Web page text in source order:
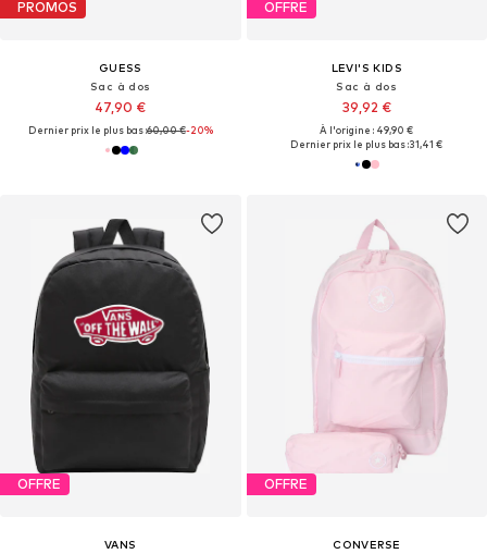
PROMOS
GUESS
Sac à dos
47,90 €
Dernier prix le plus bas :60,00 €-20%
OFFRE
LEVI'S KIDS
Sac à dos
39,92 €
À l'origine : 49,90 €
Dernier prix le plus bas :31,41 €
OFFRE
VANS
OFFRE
CONVERSE